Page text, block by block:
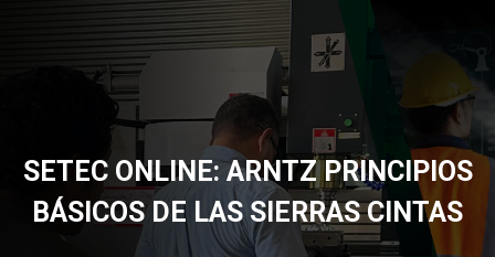
SETEC ONLINE: ARNTZ PRINCIPIOS
BÁSICOS DE LAS SIERRAS CINTAS